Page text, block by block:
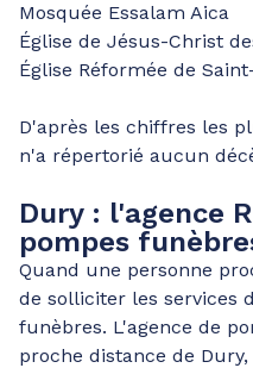
Mosquée Essalam Aica
Église de Jésus-Christ
Église Réformée de
D'après les chiffres les
n'a répertorié aucun
Dury : l'agence
pompes
Quand une personne
de solliciter les services
funèbres. L'agence de
proche distance de